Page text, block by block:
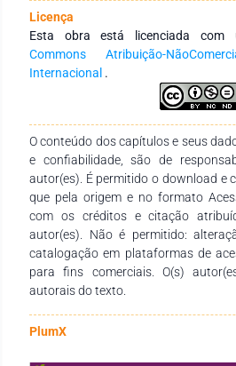
que as principais causas da
lagunar é o despejo de efluentes
lagoas e na bacia hidrográfica, o
de áreas urbanas ao redor deste
básico adequado, contribuindo
suas águas. Dessa forma, identifica-
Palavras-chave: Condições
Jacarepaguá, qualidade da água,
recuperação ambiental.
Licença
Esta obra está licenciada com
Commons Atribuição-
Internacional .
O conteúdo dos capítulos e seus
e confiabilidade, são de
autor(es). É permitido o download e
que pela origem e no formato
com os créditos e citação
autor(es). Não é permitido:
catalogação em plataformas de
para fins comerciais. O(s)
autorais do texto.
PlumX